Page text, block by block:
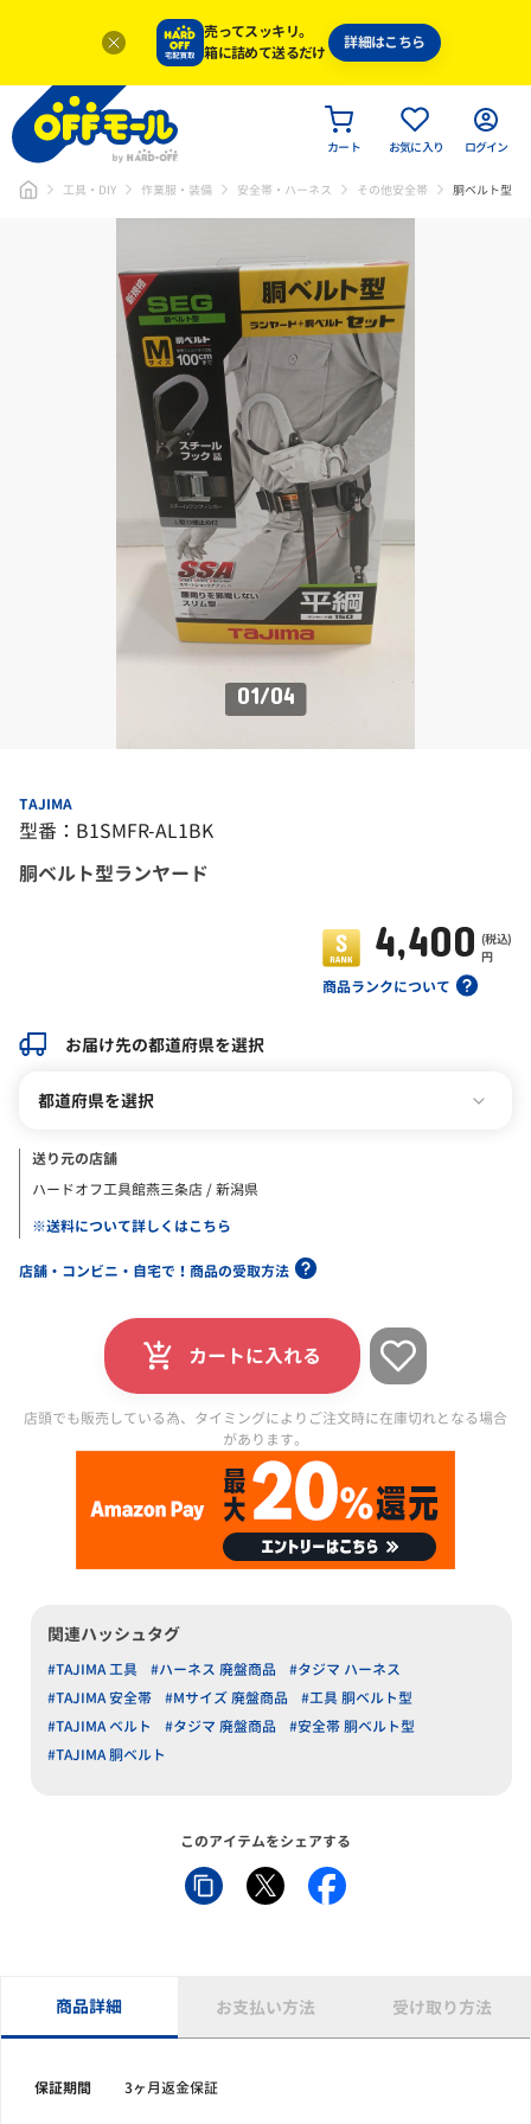
売ってスッキリ。
箱に詰めて送るだけ
詳細はこちら
カート お気に入り ログイン
工具・DIY 作業服・装備 安全帯・ハーネス その他安全帯 胴ベルト型ラ
01/04
TAJIMA
型番：B1SMFR-AL1BK
胴ベルト型ランヤード
商品ランクについて
4,400 (税込)
円
お届け先の都道府県を選択
都道府県を選択
送り元の店舗
ハードオフ工具館燕三条店 / 新潟県
※送料について詳しくはこちら
店舗・コンビニ・自宅で！商品の受取方法
カートに入れる
店頭でも販売している為、タイミングによりご注文時に在庫切れとなる場合
があります。
関連ハッシュタグ
#TAJIMA 工具 #ハーネス 廃盤商品
#タジマ ハーネス
#TAJIMA 安全帯
#Mサイズ 廃盤商品
#工具 胴ベルト型
#TAJIMA ベルト
#タジマ 廃盤商品
#安全帯 胴ベルト型
#TAJIMA 胴ベルト
このアイテムをシェアする
商品詳細 お支払い方法 受け取り方法
保証期間 3ヶ月返金保証